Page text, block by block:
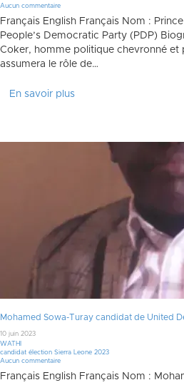
Aucun commentaire
Français English Français Nom :
People’s Democratic Party (PDP)
Coker, homme politique chevronné et
assumera le rôle de…
En savoir plus
Mohamed Sowa-Turay candidat de United
10 juin 2023
WATHI
candidat élection Sierra Leone 2023
Aucun commentaire
Français English Français Nom :